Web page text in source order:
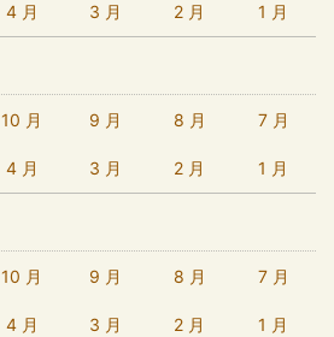
4 月 3 月 2 月 1 月
10 月 9 月 8 月 7 月
4 月 3 月 2 月 1 月
10 月 9 月 8 月 7 月
4 月 3 月 2 月 1 月